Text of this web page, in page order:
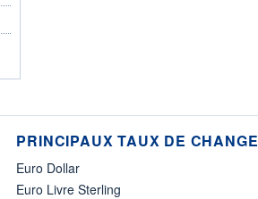
PRINCIPAUX TAUX DE CHANGE
Euro Dollar
Euro Livre Sterling